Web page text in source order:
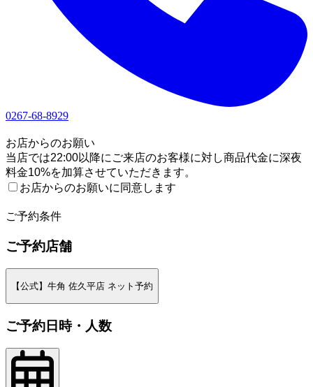
0267-68-8929
お店からのお願い
当店では22:00以降にご来店のお客様に対し商品代金に深夜
料金10%を加算させていただきます。
お店からのお願いに同意します
ご予約条件
ご予約店舗
【公式】牛角 佐久平店 ネット予約
ご予約日時・人数